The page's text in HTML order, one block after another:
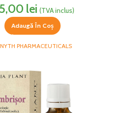
lei (TVA inclus)
Adaugă În Coș
PHARMACEUTICALS